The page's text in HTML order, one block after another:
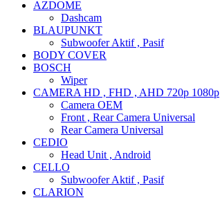
AZDOME
Dashcam
BLAUPUNKT
Subwoofer Aktif , Pasif
BODY COVER
BOSCH
Wiper
CAMERA HD , FHD , AHD 720p 1080p
Camera OEM
Front , Rear Camera Universal
Rear Camera Universal
CEDIO
Head Unit , Android
CELLO
Subwoofer Aktif , Pasif
CLARION